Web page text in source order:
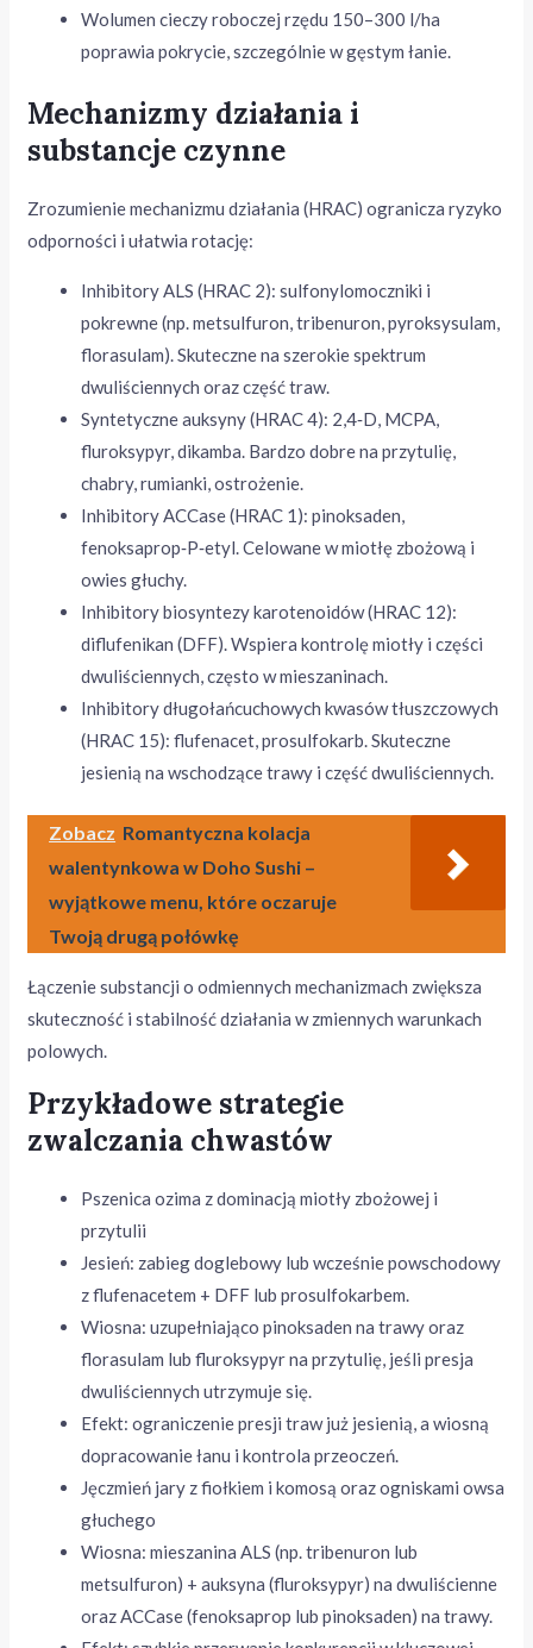
Wolumen cieczy roboczej rzędu 150–300 l/ha
poprawia pokrycie, szczególnie w gęstym łanie.
Mechanizmy działania i
substancje czynne
Zrozumienie mechanizmu działania (HRAC) ogranicza ryzyko
odporności i ułatwia rotację:
Inhibitory ALS (HRAC 2): sulfonylomoczniki i
pokrewne (np. metsulfuron, tribenuron, pyroksysulam,
florasulam). Skuteczne na szerokie spektrum
dwuliściennych oraz część traw.
Syntetyczne auksyny (HRAC 4): 2,4‑D, MCPA,
fluroksypyr, dikamba. Bardzo dobre na przytulię,
chabry, rumianki, ostrożenie.
Inhibitory ACCase (HRAC 1): pinoksaden,
fenoksaprop‑P‑etyl. Celowane w miotłę zbożową i
owies głuchy.
Inhibitory biosyntezy karotenoidów (HRAC 12):
diflufenikan (DFF). Wspiera kontrolę miotły i części
dwuliściennych, często w mieszaninach.
Inhibitory długołańcuchowych kwasów tłuszczowych
(HRAC 15): flufenacet, prosulfokarb. Skuteczne
jesienią na wschodzące trawy i część dwuliściennych.
Zobacz Romantyczna kolacja
walentynkowa w Doho Sushi –
wyjątkowe menu, które oczaruje
Twoją drugą połówkę
Łączenie substancji o odmiennych mechanizmach zwiększa
skuteczność i stabilność działania w zmiennych warunkach
polowych.
Przykładowe strategie
zwalczania chwastów
Pszenica ozima z dominacją miotły zbożowej i
przytulii
Jesień: zabieg doglebowy lub wcześnie powschodowy
z flufenacetem + DFF lub prosulfokarbem.
Wiosna: uzupełniająco pinoksaden na trawy oraz
florasulam lub fluroksypyr na przytulię, jeśli presja
dwuliściennych utrzymuje się.
Efekt: ograniczenie presji traw już jesienią, a wiosną
dopracowanie łanu i kontrola przeoczeń.
Jęczmień jary z fiołkiem i komosą oraz ogniskami owsa
głuchego
Wiosna: mieszanina ALS (np. tribenuron lub
metsulfuron) + auksyna (fluroksypyr) na dwuliścienne
oraz ACCase (fenoksaprop lub pinoksaden) na trawy.